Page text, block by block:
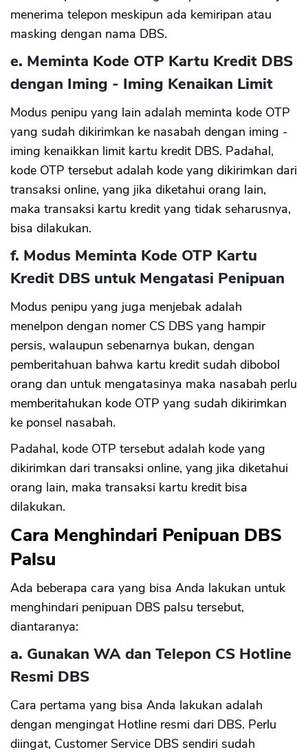
menerima telepon meskipun ada kemiripan atau
masking dengan nama DBS.
e. Meminta Kode OTP Kartu Kredit DBS
dengan Iming - Iming Kenaikan Limit
Modus penipu yang lain adalah meminta kode OTP
yang sudah dikirimkan ke nasabah dengan iming -
iming kenaikkan limit kartu kredit DBS. Padahal,
kode OTP tersebut adalah kode yang dikirimkan dari
transaksi online, yang jika diketahui orang lain,
maka transaksi kartu kredit yang tidak seharusnya,
bisa dilakukan.
f. Modus Meminta Kode OTP Kartu
Kredit DBS untuk Mengatasi Penipuan
Modus penipu yang juga menjebak adalah
menelpon dengan nomer CS DBS yang hampir
persis, walaupun sebenarnya bukan, dengan
pemberitahuan bahwa kartu kredit sudah dibobol
orang dan untuk mengatasinya maka nasabah perlu
memberitahukan kode OTP yang sudah dikirimkan
ke ponsel nasabah.
Padahal, kode OTP tersebut adalah kode yang
dikirimkan dari transaksi online, yang jika diketahui
orang lain, maka transaksi kartu kredit bisa
dilakukan.
Cara Menghindari Penipuan DBS
Palsu
Ada beberapa cara yang bisa Anda lakukan untuk
menghindari penipuan DBS palsu tersebut,
diantaranya:
a. Gunakan WA dan Telepon CS Hotline
Resmi DBS
Cara pertama yang bisa Anda lakukan adalah
dengan mengingat Hotline resmi dari DBS. Perlu
diingat, Customer Service DBS sendiri sudah